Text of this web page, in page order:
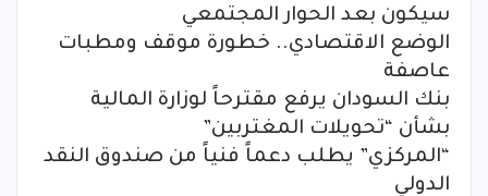
سيكون بعد الحوار المجتمعي
الوضع الاقتصادي.. خطورة موقف ومطبات
عاصفة
بنك السودان يرفع مقترحاً لوزارة المالية
بشأن “تحويلات المغتربين”
“المركزي” يطلب دعماً فنياً من صندوق النقد
الدولي